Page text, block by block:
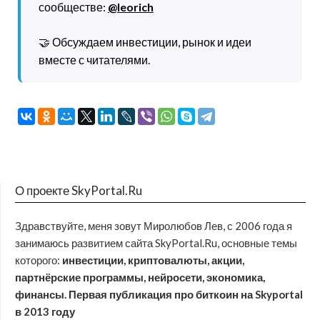
сообществе: @leorich
🤝 Обсуждаем инвестиции, рынок и идеи
вместе с читателями.
О проекте SkyPortal.Ru
Здравствуйте, меня зовут Миролюбов Лев, с 2006 года я
занимаюсь развитием сайта SkyPortal.Ru, основные темы
которого: инвестиции, криптовалюты, акции,
партнёрские программы, нейросети, экономика,
финансы. Первая публикация про биткоин на Skyportal
в 2013 году